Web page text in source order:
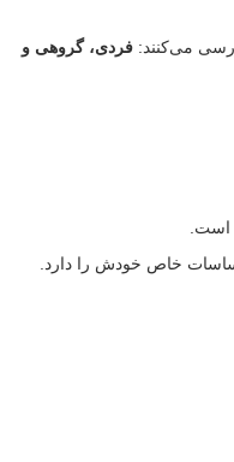
می‌کنند: فردی، گروهی و
است.
خاص خودش را دارد.